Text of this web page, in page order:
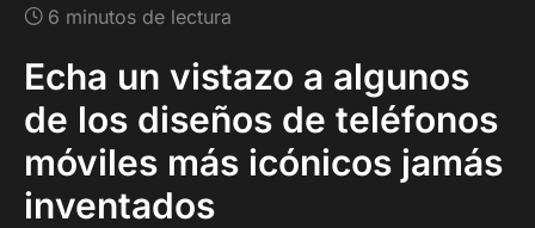
6 minutos de lectura
Echa un vistazo a algunos
de los diseños de teléfonos
móviles más icónicos jamás
inventados